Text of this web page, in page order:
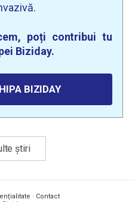
poți contribui tu
Biziday.
BIZIDAY
știri
· Contact